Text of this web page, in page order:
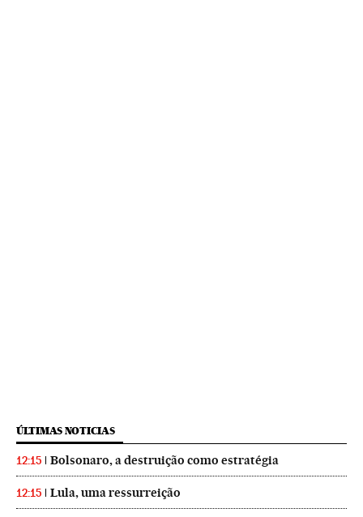
ÚLTIMAS NOTICIAS
12:15 Bolsonaro, a destruição como estratégia
12:15 Lula, uma ressurreição